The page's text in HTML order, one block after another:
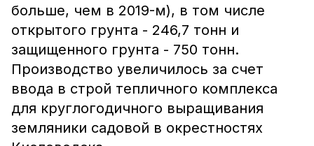
больше, чем в 2019-м), в том числе
открытого грунта - 246,7 тонн и
защищенного грунта - 750 тонн.
Производство увеличилось за счет
ввода в строй тепличного комплекса
для круглогодичного выращивания
земляники садовой в окрестностях